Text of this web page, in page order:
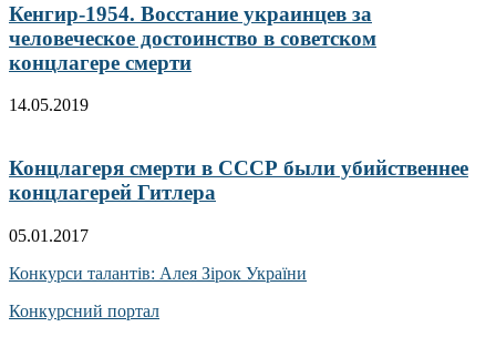
Кенгир-1954. Восстание украинцев за
человеческое достоинство в советском
концлагере смерти
14.05.2019
Концлагеря смерти в СССР были убийственнее
концлагерей Гитлера
05.01.2017
Конкурси талантів: Алея Зірок України
Конкурсний портал